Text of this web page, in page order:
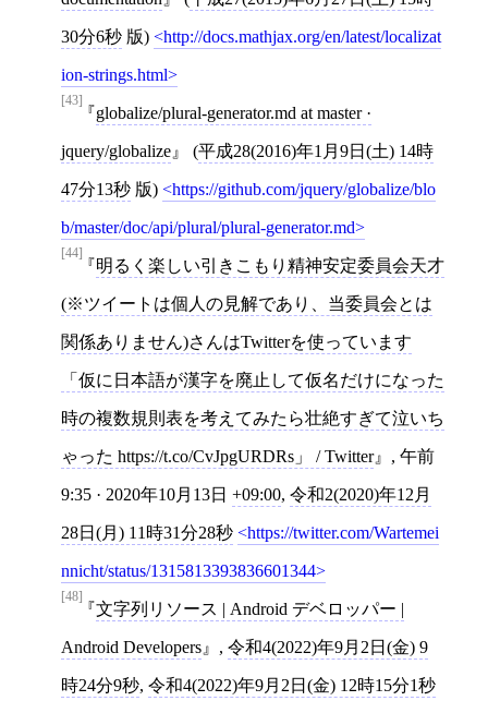
30分6秒 版) http://docs.mathjax.org/en/latest/localizat
ion-strings.html
[43]
globalize/plural-generator.md at master ·
jquery/globalize (平成28(2016)年1月9日(土) 14時
47分13秒 版) https://github.com/jquery/globalize/blo
b/master/doc/api/plural/plural-generator.md
[44]
明るく楽しい引きこもり精神安定委員会天才
(※ツイートは個人の見解であり、当委員会とは
関係ありません)さんはTwitterを使っています
「仮に日本語が漢字を廃止して仮名だけになった
時の複数規則表を考えてみたら壮絶すぎて泣いち
ゃった https://t.co/CvJpgURDRs」 / Twitter , 午前
9:35 · 2020年10月13日 +09:00, 令和2(2020)年12月
28日(月) 11時31分28秒 https://twitter.com/Wartemei
nnicht/status/1315813393836601344
[48]
文字列リソース | Android デベロッパー |
Android Developers , 令和4(2022)年9月2日(金) 9
時24分9秒, 令和4(2022)年9月2日(金) 12時15分1秒